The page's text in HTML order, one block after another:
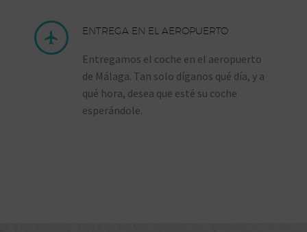

 ENTREGA EN EL AEROPUERTO
Entregamos el coche en el aeropuerto
de Málaga. Tan solo díganos qué día, y a
qué hora, desea que esté su coche
esperándole.